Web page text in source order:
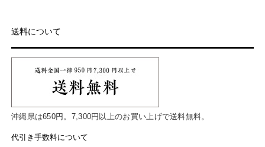
送料について
沖縄県は650円。7,300円以上のお買い上げで送料無料。
代引き手数料について